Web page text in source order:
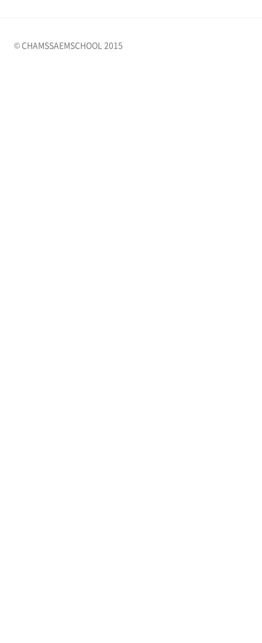
© CHAMSSAEMSCHOOL 2015